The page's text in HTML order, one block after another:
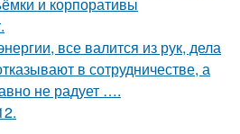
все валится из рук, дела
в сотрудничестве, а
не радует ….